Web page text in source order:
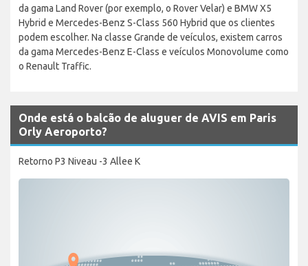
da gama Land Rover (por exemplo, o Rover Velar) e BMW X5
Hybrid e Mercedes-Benz S-Class 560 Hybrid que os clientes
podem escolher. Na classe Grande de veículos, existem carros
da gama Mercedes-Benz E-Class e veículos Monovolume como
o Renault Traffic.
Onde está o balcão de aluguer de AVIS em Paris
Orly Aeroporto?
Retorno P3 Niveau -3 Allee K